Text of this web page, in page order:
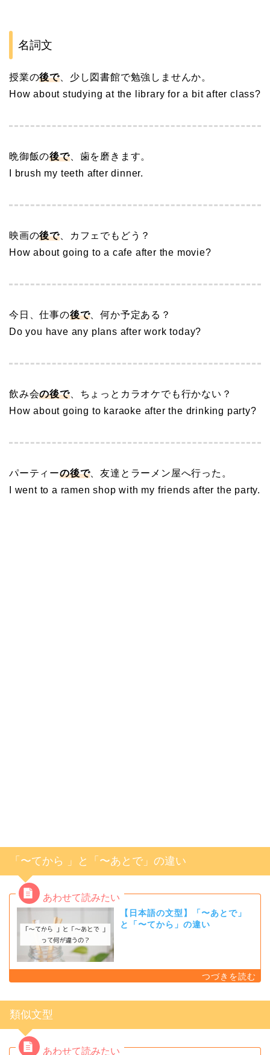
名詞文
授業の後で 、少し図書館で勉強しませんか。
How about studying at the library for a bit after class?
晩御飯の後で、歯を磨きます。
I brush my teeth after dinner.
映画の後で 、カフェでもどう？
How about going to a cafe after the movie?
今日、仕事の後で、何か予定ある？
Do you have any plans after work today?
飲み会の後で、ちょっとカラオケでも行かない？
How about going to karaoke after the drinking party?
パーティーの後で、友達とラーメン屋へ行った。
I went to a ramen shop with my friends after the party.
「〜てから 」と「〜あとで」の違い
【日本語の文型】「〜あとで」
と「〜てから」の違い
類似文型